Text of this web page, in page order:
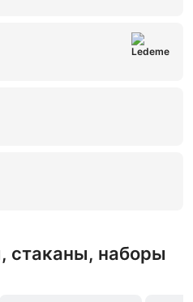
стаканы, наборы